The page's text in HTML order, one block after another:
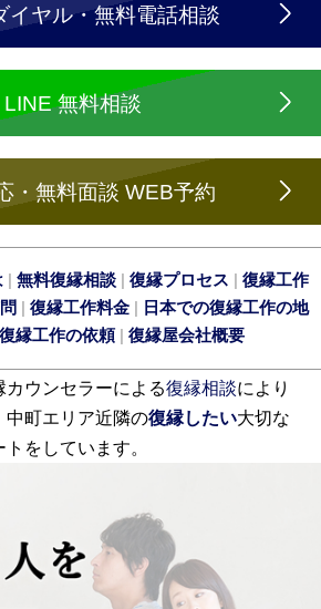
イヤル・無料電話相談
LINE 無料相談
・無料面談 WEB予約
| 無料復縁相談 | 復縁プロセス | 復縁工作
| 復縁工作料金 | 日本での復縁工作の地
縁工作の依頼| 復縁屋会社概要
カウンセラーによる復縁相談により
中町エリア近隣の復縁したい大切な
をしています。